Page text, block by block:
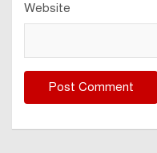
Website